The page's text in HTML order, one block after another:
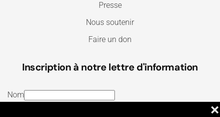
❌
Presse
Nous soutenir
Faire un don
Inscription à notre lettre d'information
Nom